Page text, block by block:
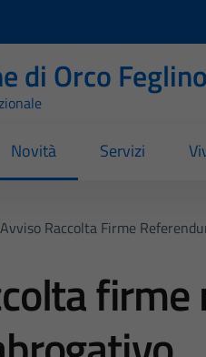
di Orco Feglino
Novità Servizi
Avviso Raccolta Firme